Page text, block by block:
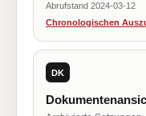
Abrufstand 2024-03-12
Chronologischen
DK